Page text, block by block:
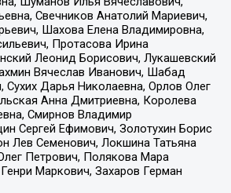
Свечников Анатолий Мариевич,
Шахова Елена Владимировна,
Протасова Ирина
Леонид Борисович, Лукашевский
Вячеслав Иванович, Шабад
Сухих Дарья Николаевна, Орлов Олег
Анна Дмитриевна, Королева
Смирнов Владимир
Сергей Ефимович, Золотухин Борис
Лев Семенович, Локшина Татьяна
Петрович, Полякова Мара
Маркович, Захаров Герман